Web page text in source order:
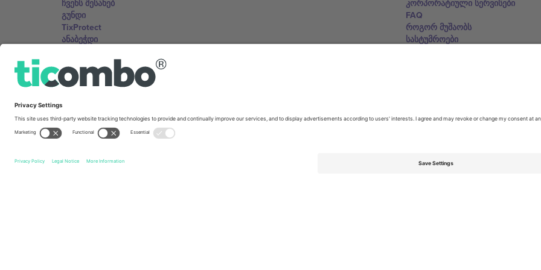
ჩვენს შესახებ
გუნდი
TixProtect
ანაბეჭდი
აფილირების პროგრამა
კორპორატიული სერვისები
FAQ
როგორ მუშაობს
სასტუმროები